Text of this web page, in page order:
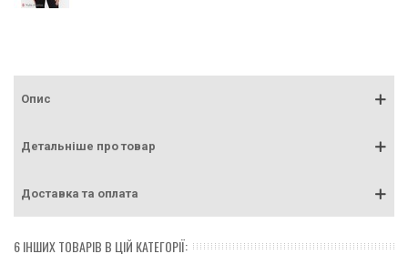
Опис
Детальніше про товар
Доставка та оплата
6 ІНШИХ ТОВАРІВ В ЦІЙ КАТЕГОРІЇ: